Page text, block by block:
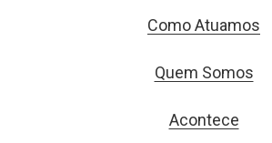
Como Atuamos
Quem Somos
Acontece